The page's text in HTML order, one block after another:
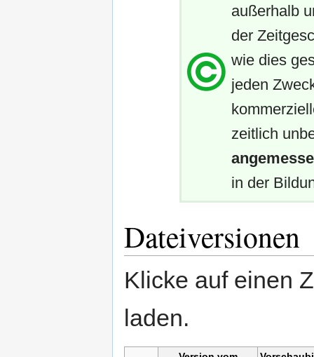
außerhalb
der
wie dies
jeden
zeitlich
in der
Dateiversionen
Klicke auf einen
laden.